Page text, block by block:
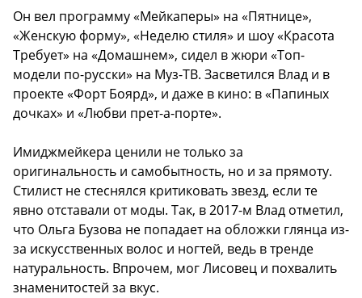
Он вел программу «Мейкаперы» на «Пятнице»,
«Женскую форму», «Неделю стиля» и шоу «Красота
Требует» на «Домашнем», сидел в жюри «Топ-
модели по-русски» на Муз-ТВ. Засветился Влад и в
проекте «Форт Боярд», и даже в кино: в «Папиных
дочках» и «Любви прет-а-порте».
Имиджмейкера ценили не только за
оригинальность и самобытность, но и за прямоту.
Стилист не стеснялся критиковать звезд, если те
явно отставали от моды. Так, в 2017-м Влад отметил,
что Ольга Бузова не попадает на обложки глянца из-
за искусственных волос и ногтей, ведь в тренде
натуральность. Впрочем, мог Лисовец и похвалить
знаменитостей за вкус.